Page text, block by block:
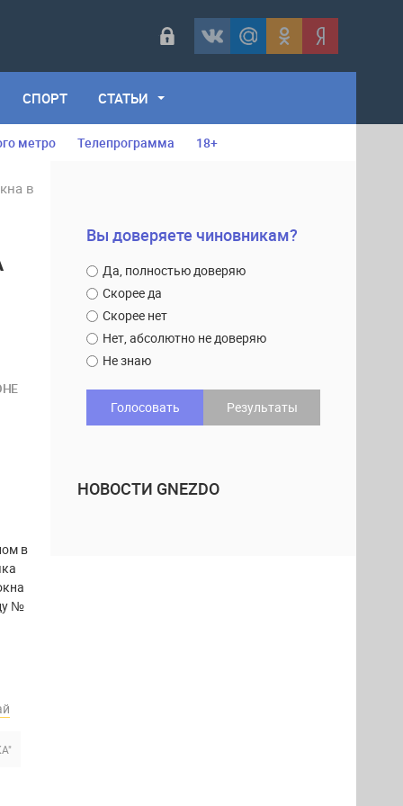
СПОРТ СТАТЬИ
метро Телепрограмма 18+
в
в
№
Вы доверяете чиновникам?
Да, полностью доверяю
Скорее да
Скорее нет
Нет, абсолютно не доверяю
Не знаю
Голосовать Результаты
НОВОСТИ GNEZDO